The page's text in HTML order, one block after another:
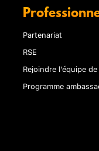
Partenariat
RSE
Rejoindre l'équipe
Programme